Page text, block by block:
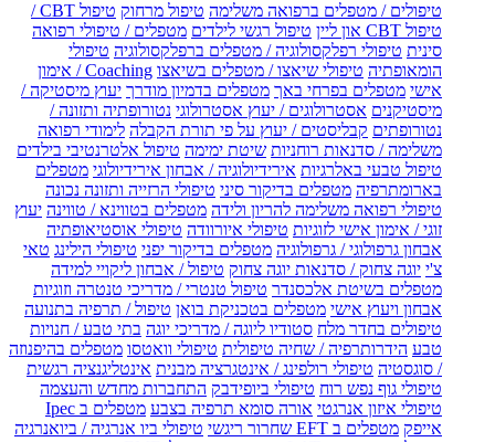
טיפולים / מטפלים ברפואה משלימה טיפול מרחוק
טיפול CBT /
טיפול CBT און ליין
טיפול רגשי לילדים מטפלים / טיפולי רפואה
סינית טיפולי רפלקסולוגיה / מטפלים ברפלקסולוגיה טיפולי
הומאופתיה טיפולי שיאצו / מטפלים בשיאצו
Coaching / אימון
אישי מטפלים בפרחי באך מטפלים בדמיון מודרך יעוץ מיסטיקה /
מיסטיקנים אסטרולוגים / יעוץ אסטרולוגי נטורופתיה ותזונה /
נטורופתים קבליסטים / יעוץ על פי תורת הקבלה לימודי רפואה
משלימה / סדנאות רוחניות שיטת ימימה טיפול אלטרנטיבי בילדים
טיפול טבעי באלרגיות אירידיולוגיה / אבחון אירידיולוגי מטפלים
בארומתרפיה מטפלים בדיקור סיני טיפולי הרזייה ותזונה נכונה
טיפולי רפואה משלימה להריון ולידה מטפלים בטווינא / טווינה יעוץ
זוגי / אימון אישי לזוגיות טיפולי איורוודה טיפולי אוסטיאופתיה
אבחון גרפולוגי / גרפולוגיה מטפלים בדיקור יפני טיפולי הילינג טאי
צ'י יוגה צחוק / סדנאות יוגה צחוק טיפול / אבחון ליקויי למידה
מטפלים בשיטת אלכסנדר טיפול טנטרי / מדריכי טנטרה וזוגיות
אבחון ויעוץ אישי מטפלים בטכניקת בואן טיפול / תרפיה בתנועה
טיפולים בחדר מלח סטודיו ליוגה / מדריכי יוגה בתי טבע / חנויות
טבע הידרותרפיה / שחיה טיפולית טיפולי וואטסו מטפלים בהיפנוזה
/ סוגסטיה טיפולי רולפינג / אינטגרציה מבנית אינטליגנציה רגשית
טיפולי גוף נפש רוח טיפולי ביופידבק התחברות מחדש והעצמה
טיפולי איזון אנרגטי אורה סומא תרפיה בצבע
מטפלים ב Ipec
אייפק מטפלים ב EFT שחרור ריגשי
טיפולי ביו אנרגיה / ביואנרגיה